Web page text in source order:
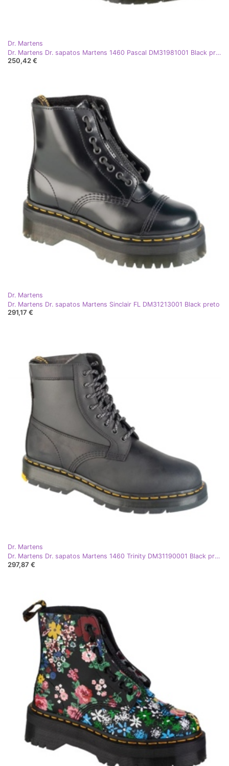
Dr. Martens
Dr. Martens Dr. sapatos Martens 1460 Pascal DM31981001 Black preto
250,42 €
Dr. Martens
Dr. Martens Dr. sapatos Martens Sinclair FL DM31213001 Black preto
291,17 €
Dr. Martens
Dr. Martens Dr. sapatos Martens 1460 Trinity DM31190001 Black preto
297,87 €